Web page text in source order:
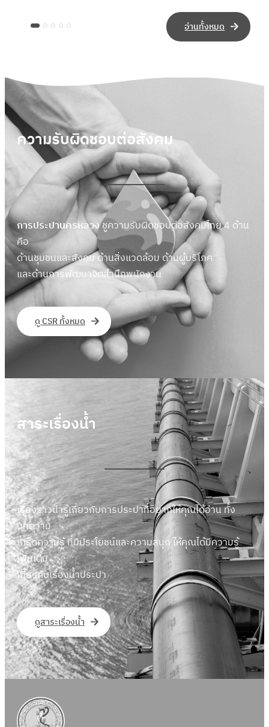
อ่านทั้งหมด
ความรับผิดชอบต่อสังคม
การประปานครหลวงชูความรับผิดชอบต่อสังคมไทย 4 ด้าน
คือ
ด้านชุมชนและสังคม ด้านสิ่งแวดล้อม ด้านผู้บริโภค
และด้านการพัฒนาจิตสำนึกพนักงาน
ดู CSR ทั้งหมด
สาระเรื่องน้ำ
เรื่องราวน่ารู้เกี่ยวกับการประปาที่อยากให้คุณได้อ่าน ทั้ง
บทความ
เกร็ดความรู้ ที่มีประโยชน์และความสนุก ให้คุณได้มีความรู้
เพิ่มเติม
เกี่ยวกับเรื่องน้ำประปา
ดูสาระเรื่องน้ำ